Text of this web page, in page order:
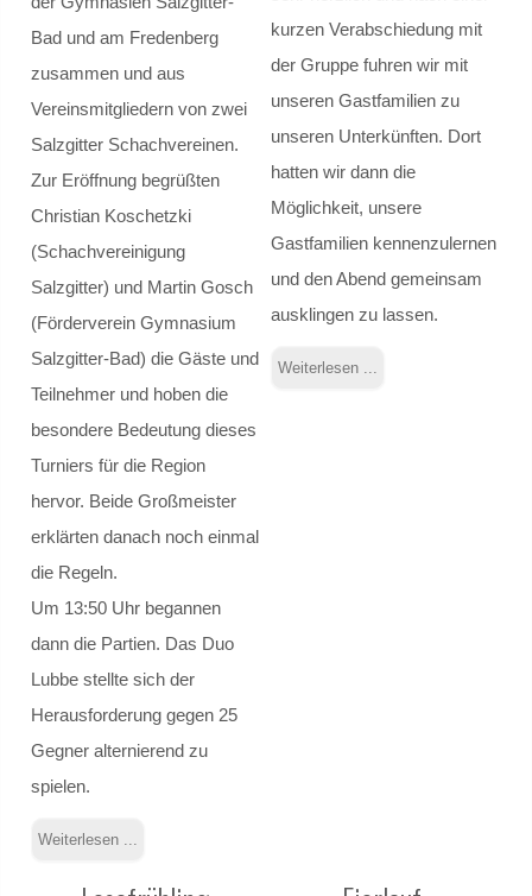
Definition
Schweigepflicht
Beratungsnetzwerk
Präventionsarbeit
Planspiel Sucht
Medientage
Patenprogramm
Bericht 2012
Bericht 2024
Bad und am Fredenberg
zusammen und aus
Vereinsmitgliedern von zwei
Salzgitter Schachvereinen.
Zur Eröffnung begrüßten
Christian Koschetzki
(Schachvereinigung
Salzgitter) und Martin Gosch
(Förderverein Gymnasium
Salzgitter-Bad) die Gäste und
Teilnehmer und hoben die
besondere Bedeutung dieses
Turniers für die Region
hervor. Beide Großmeister
erklärten danach noch einmal
die Regeln.
Um 13:50 Uhr begannen
dann die Partien. Das Duo
Lubbe stellte sich der
Herausforderung gegen 25
Gegner alternierend zu
spielen.
Weiterlesen ...
kurzen Verabschiedung mit
der Gruppe fuhren wir mit
unseren Gastfamilien zu
unseren Unterkünften. Dort
hatten wir dann die
Möglichkeit, unsere
Gastfamilien kennenzulernen
und den Abend gemeinsam
ausklingen zu lassen.
Weiterlesen ...